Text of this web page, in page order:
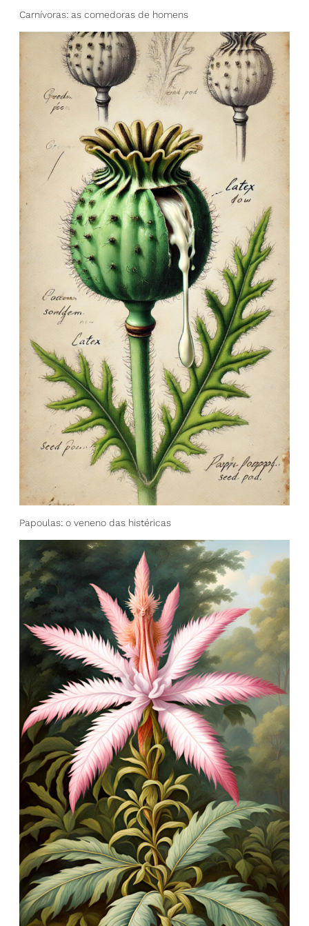
Carnívoras: as comedoras de homens
Papoulas: o veneno das histéricas